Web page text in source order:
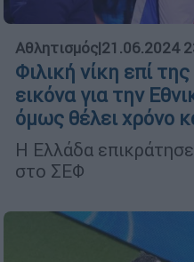
Αθλητισμός|21.06.2024
Φιλική νίκη επί
εικόνα για την
όμως θέλει χρόνο
Η Ελλάδα
στο ΣΕΦ